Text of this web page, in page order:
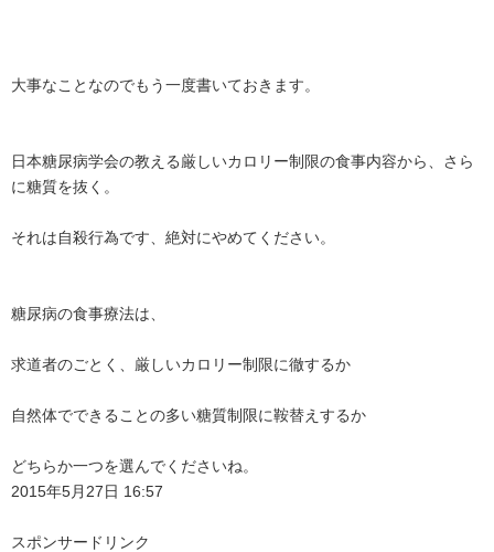
大事なことなのでもう一度書いておきます。
日本糖尿病学会の教える厳しいカロリー制限の食事内容から、さら
に糖質を抜く。
それは自殺行為です、絶対にやめてください。
糖尿病の食事療法は、
求道者のごとく、厳しいカロリー制限に徹するか
自然体でできることの多い糖質制限に鞍替えするか
どちらか一つを選んでくださいね。
2015年5月27日 16:57
スポンサードリンク